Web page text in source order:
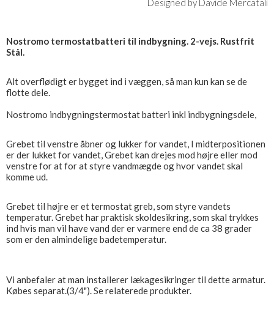
Designed by Davide Mercatali
Nostromo termostatbatteri til indbygning. 2-vejs. Rustfrit
Stål.
Alt overflødigt er bygget ind i væggen, så man kun kan se de
flotte dele.
Nostromo indbygningstermostat batteri inkl indbygningsdele,
Grebet til venstre åbner og lukker for vandet, I midterpositionen
er der lukket for vandet, Grebet kan drejes mod højre eller mod
venstre for at for at styre vandmægde og hvor vandet skal
komme ud.
Grebet til højre er et termostat greb, som styre vandets
temperatur. Grebet har praktisk skoldesikring, som skal trykkes
ind hvis man vil have vand der er varmere end de ca 38 grader
som er den almindelige badetemperatur.
Vi anbefaler at man installerer lækagesikringer til dette armatur.
Købes separat.(3/4"). Se relaterede produkter.